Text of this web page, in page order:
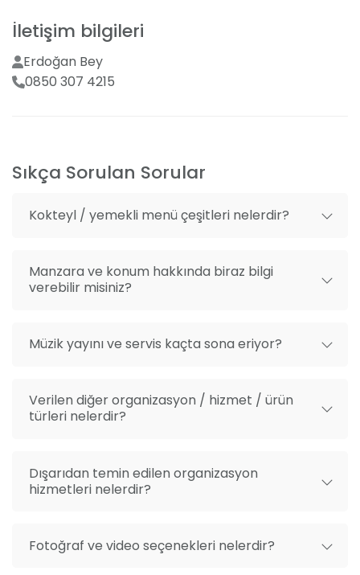
Açılır kapanır tavanı, cam kaplamalarıyla gün ışığını
içeri alan yapısı ve şehir merkezine yakınlığı ile
Tiritçizade, dört mevsim boyunca hoşça vakit
geçirebileceğiniz bir destinasyon. Üstelik 50'den
Mekan dışı fotoğrafçı getirme
İletişim bilgileri
Erdoğan Bey
0850 307 4215
Sıkça Sorulan Sorular
Kokteyl / yemekli menü çeşitleri nelerdir?
Manzara ve konum hakkında biraz bilgi
verebilir misiniz?
Müzik yayını ve servis kaçta sona eriyor?
Verilen diğer organizasyon / hizmet / ürün
türleri nelerdir?
Dışarıdan temin edilen organizasyon
hizmetleri nelerdir?
Fotoğraf ve video seçenekleri nelerdir?